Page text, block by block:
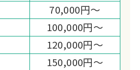
でも軽くできるよう尽力
70,000円～
100,000円～
120,000円～
150,000円～